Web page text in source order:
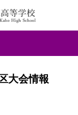
大会情報